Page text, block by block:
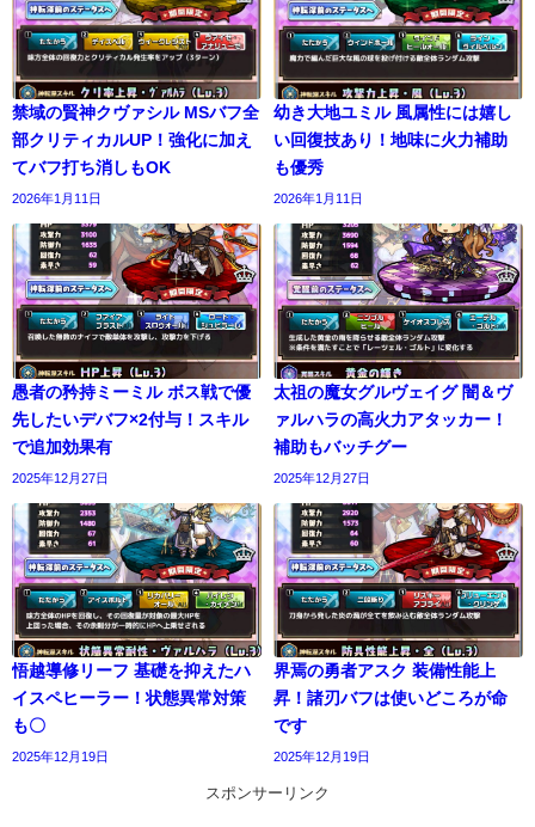
禁域の賢神クヴァシル MSバフ全
部クリティカルUP！強化に加え
てバフ打ち消しもOK
2026年1月11日
幼き大地ユミル 風属性には嬉し
い回復技あり！地味に火力補助
も優秀
2026年1月11日
愚者の矜持ミーミル ボス戦で優
先したいデバフ×2付与！スキル
で追加効果有
2025年12月27日
太祖の魔女グルヴェイグ 闇＆ヴ
ァルハラの高火力アタッカー！
補助もバッチグー
2025年12月27日
悟越導修リーフ 基礎を抑えたハ
イスペヒーラー！状態異常対策
も〇
2025年12月19日
界焉の勇者アスク 装備性能上
昇！諸刃バフは使いどころが命
です
2025年12月19日
スポンサーリンク